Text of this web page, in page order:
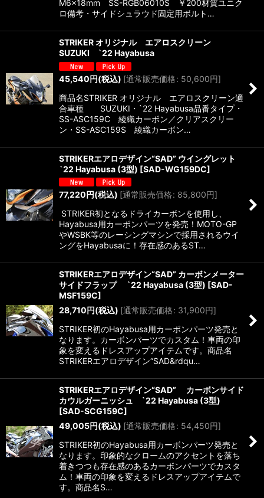
M6×18mm SS-RGB06010S ￥200材質ユニク
ロ備考・サイドシュラウド固定用ボルト…
STRIKER オリジナル エアロスクリーン
SUZUKI `22 Hayabusa
45,540円(税込) [通常販売価格: 50,600円]
商品名STRIKER オリジナル エアロスクリーン適
合車種 SUZUKI・`22 Hayabusa品番タイプ・
SS-ASC159C 綾織カーボン／クリアスクリー
ン・SS-ASC159S 綾織カーボン…
STRIKERエアロデザイン“SAD” ウイングレット
`22 Hayabusa (3型) [SAD-WG159DC]
77,220円(税込) [通常販売価格: 85,800円]
STRIKER初となるドライカーボンを使用し、
Hayabusa用カーボンパーツを発売！MOTO-GP
やWSBK等のレーシングマシンで採用されるウイ
ングをHayabusaに！存在感のあるST…
STRIKERエアロデザイン“SAD” カーボンメーター
サイドフラップ `22 Hayabusa (3型) [SAD-
MSF159C]
28,710円(税込) [通常販売価格: 31,900円]
STRIKER初のHayabusa用カーボンパーツ発売と
なります。カーボンパーツでカスタム！車両の印
象を変えるドレスアップアイテムです。商品名
STRIKERエアロデザイン“SAD&rdqu…
STRIKERエアロデザイン“SAD” カーボンサイド
カウルガーニッシュ `22 Hayabusa (3型)
[SAD-SCG159C]
49,005円(税込) [通常販売価格: 54,450円]
STRIKER初のHayabusa用カーボンパーツ発売と
なります。印象的なクロームのアクセントを落ち
着きつつも存在感のあるカーボンパーツでカスタ
ム！車両の印象を変えるドレスアップアイテムで
す。商品名S…